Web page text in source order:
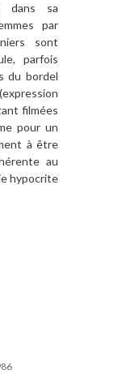
dans sa
par
sont
parfois
du bordel
(expression
filmées
pour un
à être
au
hypocrite